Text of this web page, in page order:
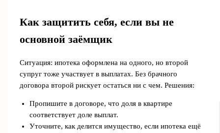
Как защитить себя, если вы не
основной заёмщик
Ситуация: ипотека оформлена на одного, но второй
супруг тоже участвует в выплатах. Без брачного
договора второй рискует остаться ни с чем. Решения:
Пропишите в договоре, что доля в квартире
соответствует доле выплат.
Уточните, как делится имущество, если ипотека ещё